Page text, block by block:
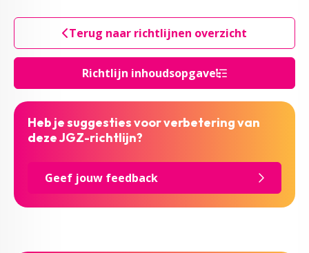
Richtlijn inhoudsopgave
Terug naar richtlijnen overzicht
Heb je suggesties voor verbetering van
deze JGZ-richtlijn?
Geef jouw feedback